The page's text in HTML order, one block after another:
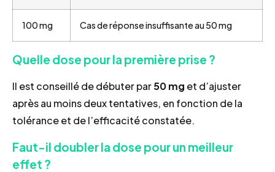
100 mg Cas de réponse insuffisante au 50 mg
Quelle dose pour la première prise ?
Il est conseillé de débuter par50 mg et d’ajuster
après au moins deux tentatives, en fonction de la
tolérance et de l’efficacité constatée.
Faut-il doubler la dose pour un meilleur
effet ?